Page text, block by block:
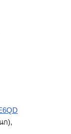
ก),